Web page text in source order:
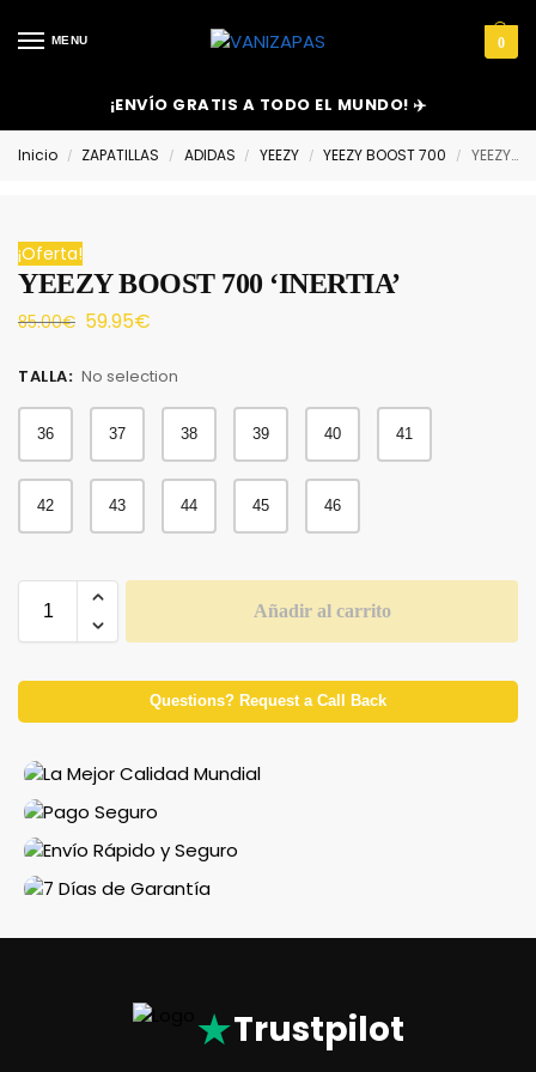
MENU 0
¡ENVÍO GRATIS A TODO EL MUNDO! ✈️
Inicio / ZAPATILLAS / ADIDAS / YEEZY / YEEZY BOOST 700 / YEEZY BOOST 700 ‘INERTIA’
¡Oferta!
YEEZY BOOST 700 ‘INERTIA’
85.00€ 59.95€
TALLA: No selection
36 37 38 39 40 41
42 43 44 45 46
Añadir al carrito
Questions? Request a Call Back
★Trustpilot